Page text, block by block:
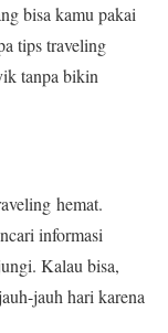
bisa kamu pakai
tips traveling
tanpa bikin
hemat.
informasi
Kalau bisa,
jauh hari karena